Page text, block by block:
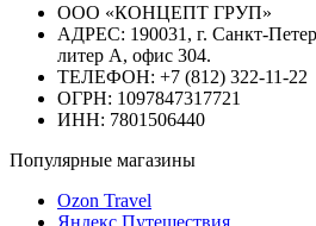
OOО «КОНЦЕПТ ГРУП»
АДРЕС: 190031, г. Санкт-
литер А, офис 304.
ТЕЛЕФОН: +7 (812) 322-11-22
ОГРН: 1097847317721
ИНН: 7801506440
Популярные магазины
Ozon Travel
Яндекс.Путешествия